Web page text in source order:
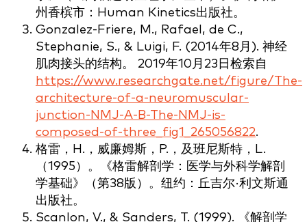
州香槟市：Human Kinetics出版社。
Gonzalez-Friere, M., Rafael, de C.,
Stephanie, S., & Luigi, F. (2014年8月). 神经
肌肉接头的结构。 2019年10月23日检索自
https://www.researchgate.net/figure/The-
architecture-of-a-neuromuscular-
junction-NMJ-A-B-The-NMJ-is-
composed-of-three_fig1_265056822.
格雷，H.，威廉姆斯，P.，及班尼斯特，L.
（1995）。《格雷解剖学：医学与外科学解剖
学基础》（第38版）。纽约：丘吉尔·利文斯通
出版社。
Scanlon, V., & Sanders, T. (1999). 《解剖学